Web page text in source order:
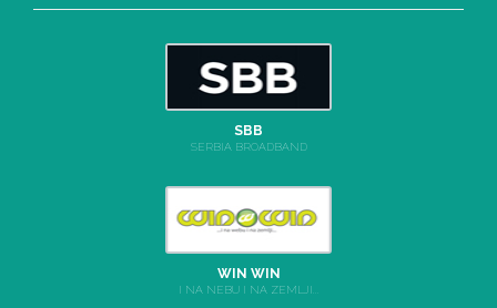
SBB
SERBIA BROADBAND
WIN WIN
I NA NEBU I NA ZEMLJI...